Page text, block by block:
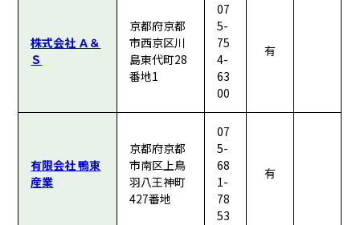
株式会社 Ａ＆
Ｓ
京都府京都
市西京区川
島東代町28
番地1
07
5-
75
4-
63
00
有
有限会社 鴨東
産業
京都府京都
市南区上鳥
羽八王神町
427番地
07
5-
68
1-
78
53
有